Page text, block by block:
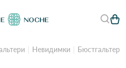
Невидимки Бюстгальтер